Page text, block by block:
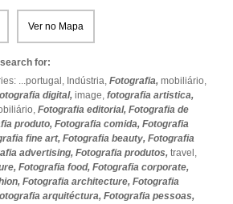
Ver no Mapa
for:
...portugal, Indústria, Fotografia, mobiliário,
digital, image, fotografia artistica,
Fotografia editorial, Fotografia de
produto, Fotografia comida, Fotografia
fine art, Fotografia beauty, Fotografia
advertising, Fotografia produtos, travel,
Fotografia food, Fotografia corporate,
Fotografia architecture, Fotografia
arquitéctura, Fotografia pessoas,